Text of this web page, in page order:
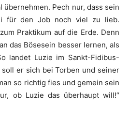
übernehmen. Pech nur, dass sein
für den Job noch viel zu lieb.
Praktikum auf die Erde. Denn
das Bösesein besser lernen, als
landet Luzie im Sankt-Fidibus-
er sich bei Torben und seiner
so richtig fies und gemein sein
ob Luzie das überhaupt will!“